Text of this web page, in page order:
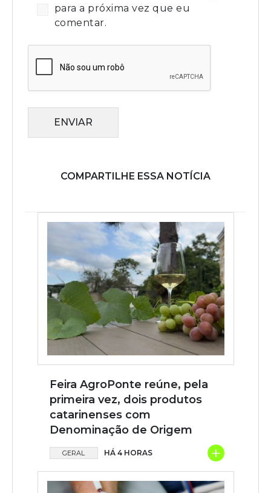
para a próxima vez que eu
comentar.
ENVIAR
COMPARTILHE ESSA NOTÍCIA
Feira AgroPonte reúne, pela
primeira vez, dois produtos
catarinenses com
Denominação de Origem
GERAL HÁ 4 HORAS +